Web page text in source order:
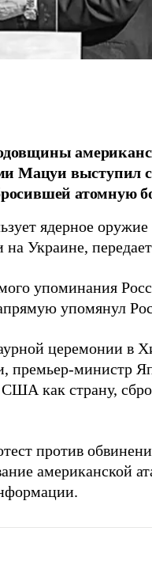
Мацуи выступил
атомную
ядерное оружие
на Украине, передает
упоминания
упомянул
церемонии в
премьер-министр
США как страну,
против
американской